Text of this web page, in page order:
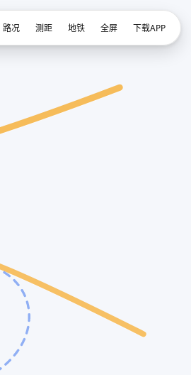
路况 测距 地铁 全屏 下载APP